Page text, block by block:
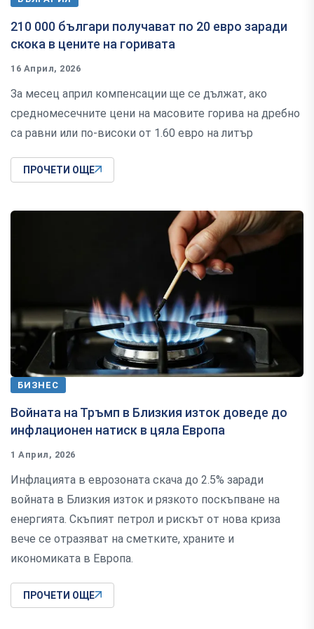
210 000 българи получават по 20 евро заради
скока в цените на горивата
16 Април, 2026
За месец април компенсации ще се дължат, ако
средномесечните цени на масовите горива на дребно
са равни или по-високи от 1.60 евро на литър
ПРОЧЕТИ ОЩЕ
БИЗНЕС
Войната на Тръмп в Близкия изток доведе до
инфлационен натиск в цяла Европа
1 Април, 2026
Инфлацията в еврозоната скача до 2.5% заради
войната в Близкия изток и рязкото поскъпване на
енергията. Скъпият петрол и рискът от нова криза
вече се отразяват на сметките, храните и
икономиката в Европа.
ПРОЧЕТИ ОЩЕ